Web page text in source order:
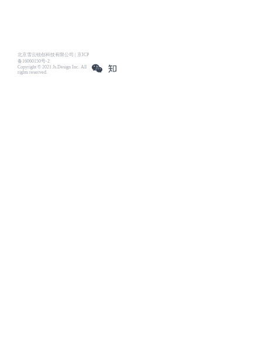
北京雪云锐创科技有限公司 | 京ICP
备16060150号-2
Copyright © 2021 Js.Design Inc. All
rights reserved.